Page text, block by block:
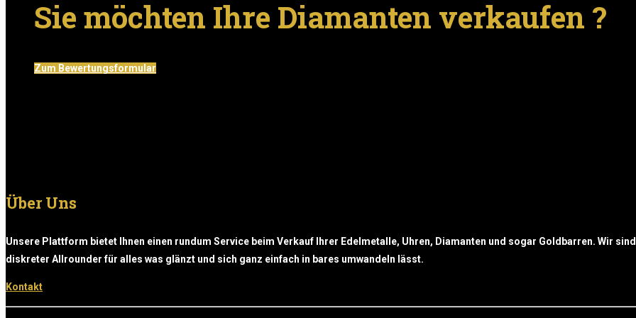
Sie möchten Ihre Diamanten verkaufen ?
Zum Bewertungsformular
Über Uns
Unsere Plattform bietet Ihnen einen rundum Service beim Verkauf Ihrer Edelmetalle, Uhren, Diamanten und sogar Goldbarren. Wir
diskreter Allrounder für alles was glänzt und sich ganz einfach in bares umwandeln lässt.
Kontakt